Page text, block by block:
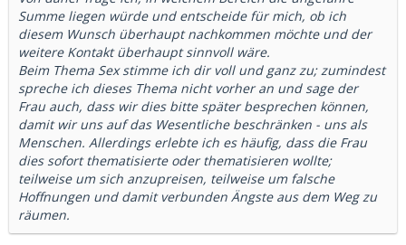
Summe liegen würde und entscheide für mich, ob ich
diesem Wunsch überhaupt nachkommen möchte und der
weitere Kontakt überhaupt sinnvoll wäre.
Beim Thema Sex stimme ich dir voll und ganz zu; zumindest
spreche ich dieses Thema nicht vorher an und sage der
Frau auch, dass wir dies bitte später besprechen können,
damit wir uns auf das Wesentliche beschränken - uns als
Menschen. Allerdings erlebte ich es häufig, dass die Frau
dies sofort thematisierte oder thematisieren wollte;
teilweise um sich anzupreisen, teilweise um falsche
Hoffnungen und damit verbunden Ängste aus dem Weg zu
räumen.